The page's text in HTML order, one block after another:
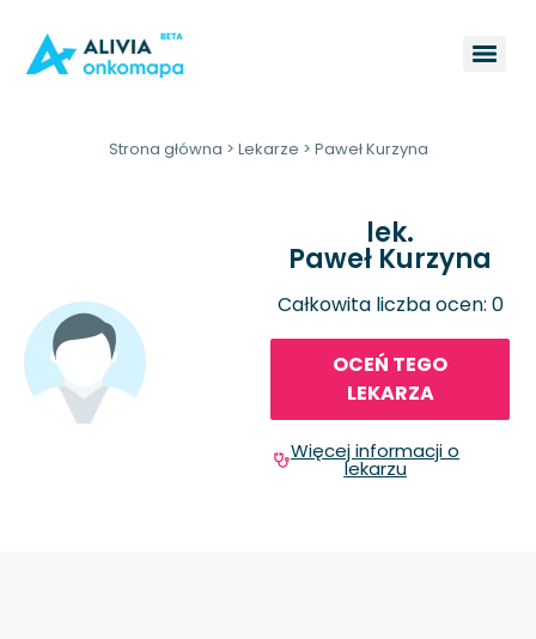
Strona główna > Lekarze > Paweł Kurzyna
lek.
Paweł Kurzyna
Całkowita liczba ocen: 0
OCEŃ TEGO
LEKARZA
Więcej informacji o
lekarzu